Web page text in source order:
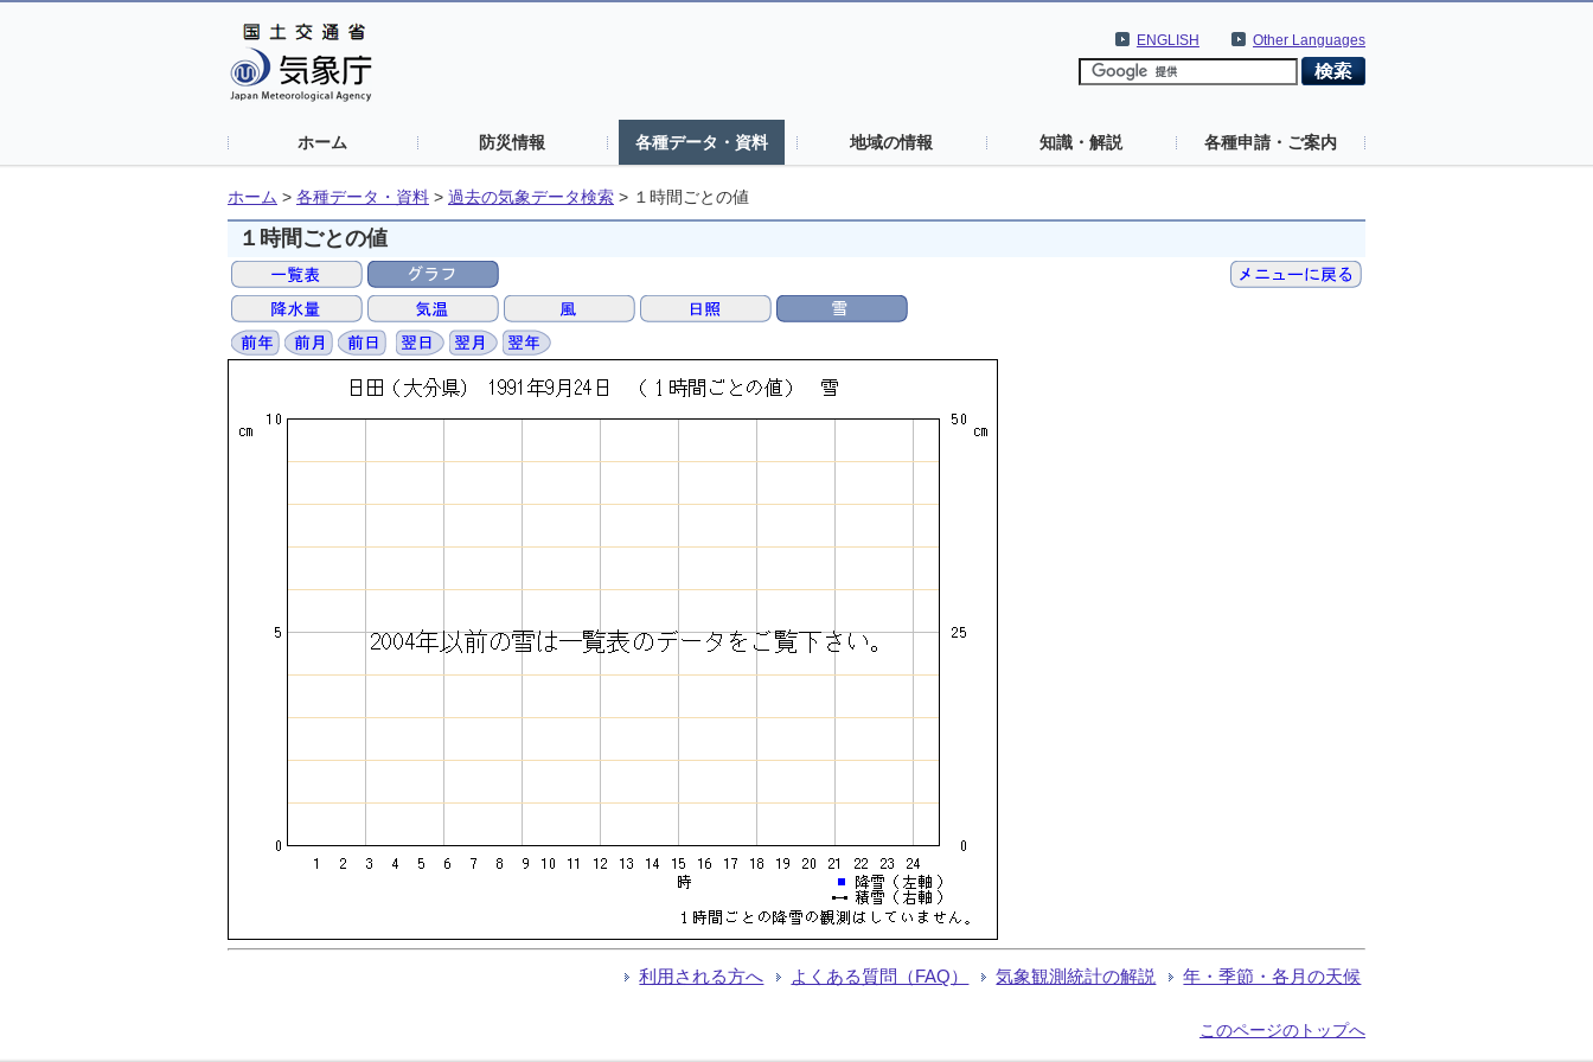
Other Languages
ENGLISH
ホーム 防災情報 各種データ・資料 地域の情報 知識・解説 各種申請・ご案内
ホーム > 各種データ・資料 > 過去の気象データ検索 > １時間ごとの値
１時間ごとの値
利用される方へ よくある質問（FAQ） 気象観測統計の解説 年・季節・各月の天候
このページのトップへ